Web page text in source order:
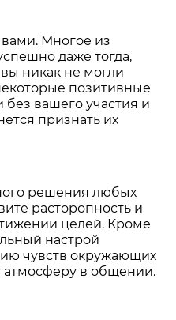
вами. Многое из
даже тогда,
никак не могли
позитивные
вашего участия и
признать их
решения любых
расторопность и
целей. Кроме
настрой
чувств окружающих
атмосферу в общении.